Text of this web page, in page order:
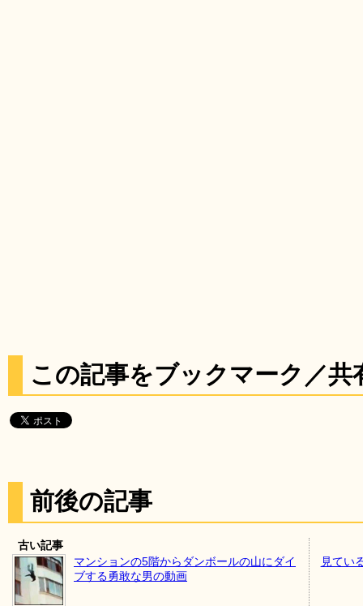
この記事をブックマーク／共
前後の記事
古い記事
マンションの5階からダンボールの山にダイ
ブする勇敢な男の動画
見てい